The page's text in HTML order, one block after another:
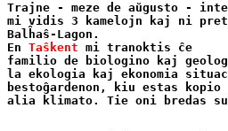
Trajne - meze de aŭgusto -
mi vidis 3 kamelojn kaj ni
Balĥaŝ-Lagon.
En Taŝkent mi tranoktis ĉe
familio de biologino kaj
la ekologia kaj ekonomia
bestoĝardenon, kiu estas